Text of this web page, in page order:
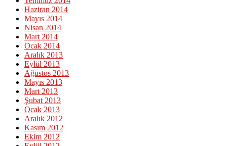
Haziran 2014
Mayıs 2014
Nisan 2014
Mart 2014
Ocak 2014
Aralık 2013
Eylül 2013
Ağustos 2013
Mayıs 2013
Mart 2013
Şubat 2013
Ocak 2013
Aralık 2012
Kasım 2012
Ekim 2012